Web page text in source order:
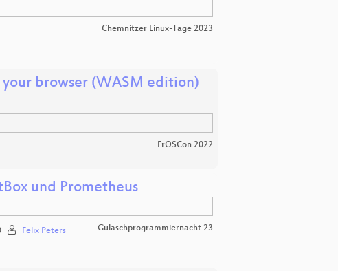
Chemnitzer Linux-Tage 2023
browser (WASM edition)
FrOSCon 2022
und Prometheus
Felix Peters Gulaschprogrammiernacht 23